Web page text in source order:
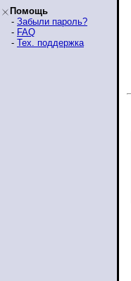
Помощь
- Забыли пароль?
- FAQ
- Тех. поддержка